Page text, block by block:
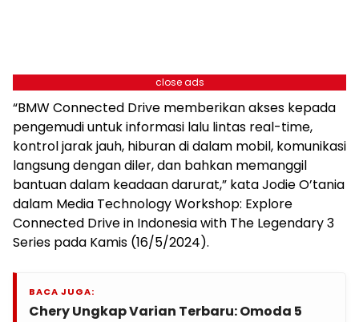
close ads
“BMW Connected Drive memberikan akses kepada
pengemudi untuk informasi lalu lintas real-time,
kontrol jarak jauh, hiburan di dalam mobil, komunikasi
langsung dengan diler, dan bahkan memanggil
bantuan dalam keadaan darurat,” kata Jodie O’tania
dalam Media Technology Workshop: Explore
Connected Drive in Indonesia with The Legendary 3
Series pada Kamis (16/5/2024).
BACA JUGA:
Chery Ungkap Varian Terbaru: Omoda 5